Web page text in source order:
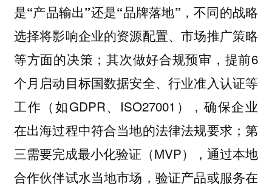
是“产品输出”还是“品牌落地”，不同的战略
选择将影响企业的资源配置、市场推广策略
等方面的决策 ；其次做好合规预审，提前6
个月启动目标国数据安全、行业准入认证等
工作（如GDPR、ISO27001），确保企业
在出海过程中符合当地的法律法规要求；第
三需要完成最小化验证（MVP），通过本地
合作伙伴试水当地市场，验证产品或服务在